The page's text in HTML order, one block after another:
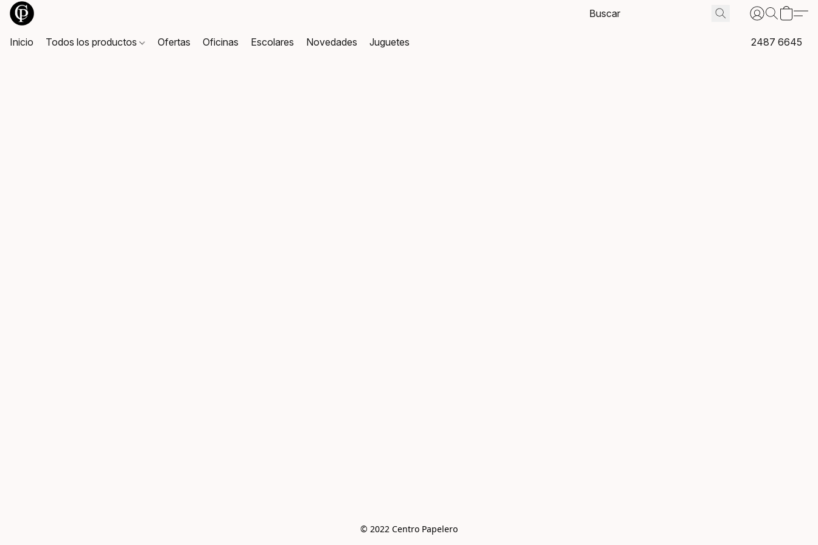
Inicio Todos los productos Ofertas Oficinas Escolares Novedades Juguetes 2487 6645
© 2022 Centro Papelero